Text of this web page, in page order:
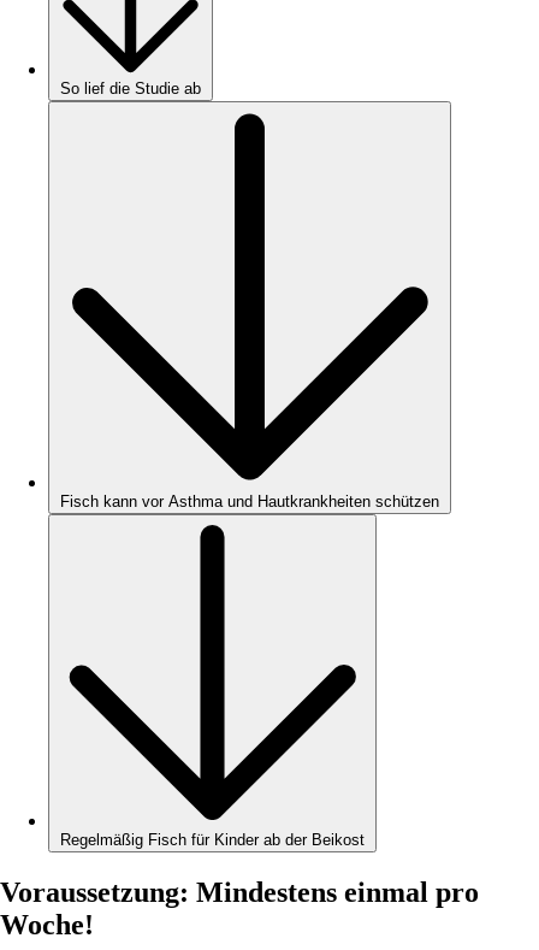
So lief die Studie ab
Fisch kann vor Asthma und Hautkrankheiten schützen
Regelmäßig Fisch für Kinder ab der Beikost
Voraussetzung: Mindestens einmal pro
Woche!